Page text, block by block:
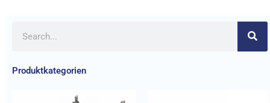
Produktkategorien